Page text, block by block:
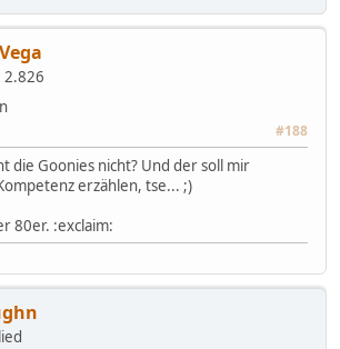
2.826
#188
die Goonies nicht? Und der soll mir
erzählen, tse... ;)
80er. :exclaim: